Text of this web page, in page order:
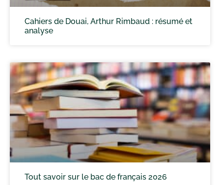
Cahiers de Douai, Arthur Rimbaud : résumé et
analyse
Tout savoir sur le bac de français 2026